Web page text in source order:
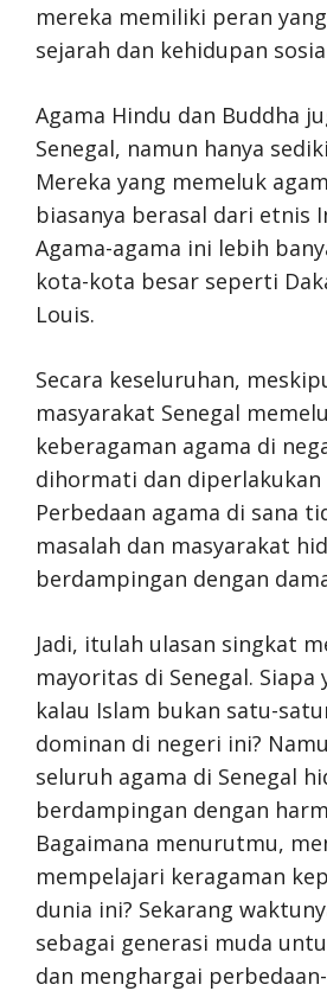
mereka memiliki peran
sejarah dan kehidupan
Agama Hindu dan Buddha
Senegal, namun hanya
Mereka yang memeluk
biasanya berasal dari etnis
Agama-agama ini lebih
kota-kota besar seperti
Louis.
Secara keseluruhan,
masyarakat Senegal
keberagaman agama di
dihormati dan diperlakukan
Perbedaan agama di sana
masalah dan masyarakat
berdampingan dengan
Jadi, itulah ulasan singkat
mayoritas di Senegal. Siapa
kalau Islam bukan satu-
dominan di negeri ini?
seluruh agama di Senegal
berdampingan dengan
Bagaimana menurutmu,
mempelajari keragaman
dunia ini? Sekarang
sebagai generasi muda
dan menghargai